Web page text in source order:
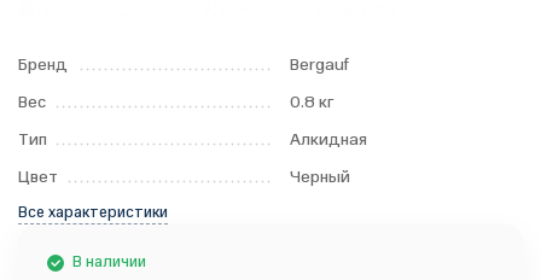
Бренд
Bergauf
Вес
0.8 кг
Тип
Алкидная
Цвет
Черный
Все характеристики
В наличии